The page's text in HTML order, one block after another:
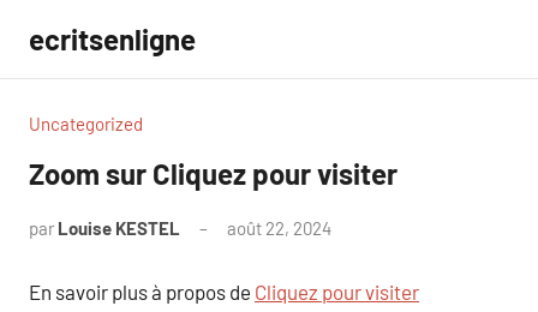
contenu
ecritsenligne
Uncategorized
Zoom sur Cliquez pour visiter
par Louise KESTEL août 22, 2024
En savoir plus à propos de Cliquez pour visiter